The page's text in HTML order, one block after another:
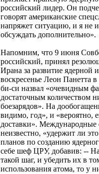
российский лидер. Он
говорят американские
напряжет ситуацию, и я не
обсуждать дополнительно».
Напомним, что 9 июня
российский, принял
Ирана за развитие
воскресенье Леон Панетта
би-си назвал «очевидным
достаточным количеством
боезарядов». На
видимо, год», и «вероятно,
доставки». Международные
неизвестно, «удержит ли
планов по созданию
себе шеф ЦРУ, добавив: --
такой шаг, и убедить их в
использования атома, то у